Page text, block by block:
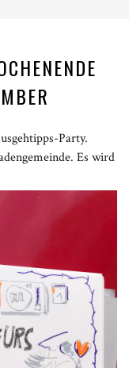
Party.
Es wird